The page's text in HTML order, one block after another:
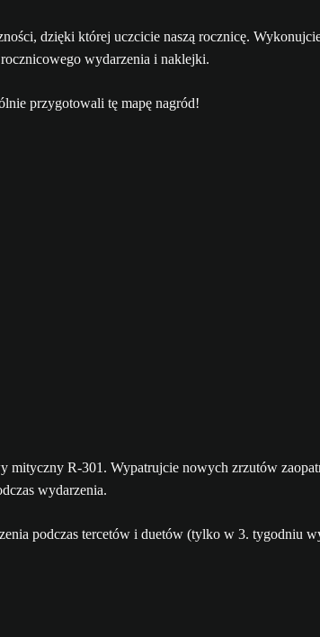
dzięki której uczcicie naszą rocznicę.
wydarzenia i naklejki.
przygotowali tę mapę nagród!
R-301. Wypatrujcie nowych zrzutów
wydarzenia.
podczas tercetów i duetów (tylko w 3. tygodniu